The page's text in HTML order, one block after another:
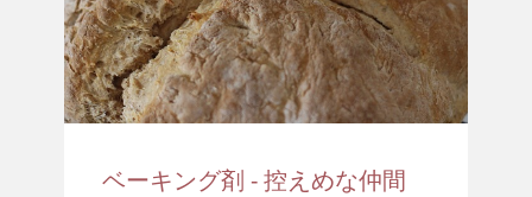
ベーキング剤 - 控えめな仲間